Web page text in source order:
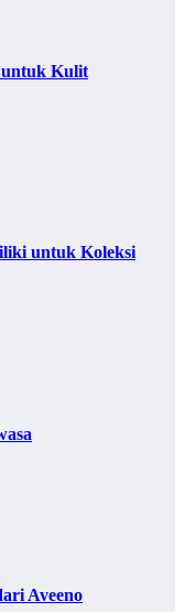
untuk Kulit
untuk Koleksi
Aveeno